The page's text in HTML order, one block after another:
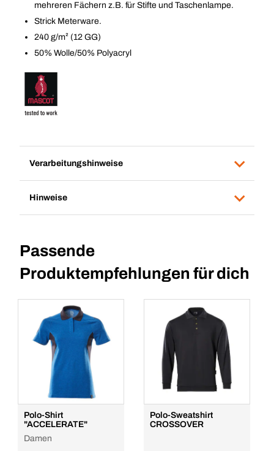
mehreren Fächern z.B. für Stifte und Taschenlampe.
Strick Meterware.
240 g/m² (12 GG)
50% Wolle/50% Polyacryl
Verarbeitungshinweise
Hinweise
Passende
Produktempfehlungen für dich
Polo-Shirt
"ACCELERATE"
Damen
Polo-Sweatshirt
CROSSOVER